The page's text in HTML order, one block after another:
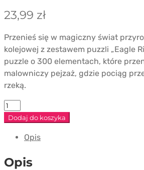
23,99 zł
Przenieś się w magiczny świat
kolejowej z zestawem puzzli „Eagle
puzzle o 300 elementach, które
malowniczy pejzaż, gdzie pociąg
rzeką.
ilość
Puzzle
River"
Dodaj do koszyka
Opis
Opis